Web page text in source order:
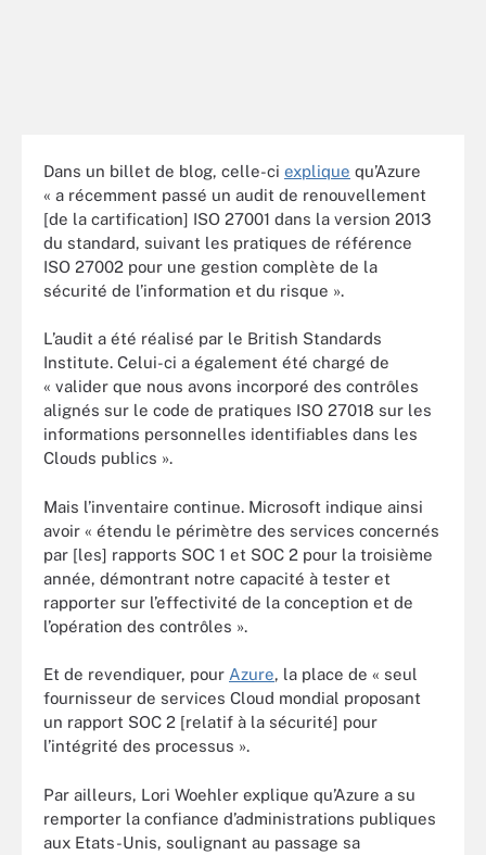
Dans un billet de blog, celle-ci explique qu’Azure
« a récemment passé un audit de renouvellement
[de la cartification] ISO 27001 dans la version 2013
du standard, suivant les pratiques de référence
ISO 27002 pour une gestion complète de la
sécurité de l’information et du risque ».
L’audit a été réalisé par le British Standards
Institute. Celui-ci a également été chargé de
« valider que nous avons incorporé des contrôles
alignés sur le code de pratiques ISO 27018 sur les
informations personnelles identifiables dans les
Clouds publics ».
Mais l’inventaire continue. Microsoft indique ainsi
avoir « étendu le périmètre des services concernés
par [les] rapports SOC 1 et SOC 2 pour la troisième
année, démontrant notre capacité à tester et
rapporter sur l’effectivité de la conception et de
l’opération des contrôles ».
Et de revendiquer, pour Azure, la place de « seul
fournisseur de services Cloud mondial proposant
un rapport SOC 2 [relatif à la sécurité] pour
l’intégrité des processus ».
Par ailleurs, Lori Woehler explique qu’Azure a su
remporter la confiance d’administrations publiques
aux Etats-Unis, soulignant au passage sa